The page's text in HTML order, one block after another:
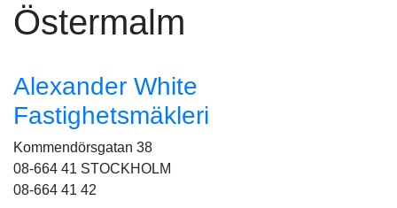
Östermalm
Alexander White
Fastighetsmäkleri
Kommendörsgatan 38
08-664 41 STOCKHOLM
08-664 41 42